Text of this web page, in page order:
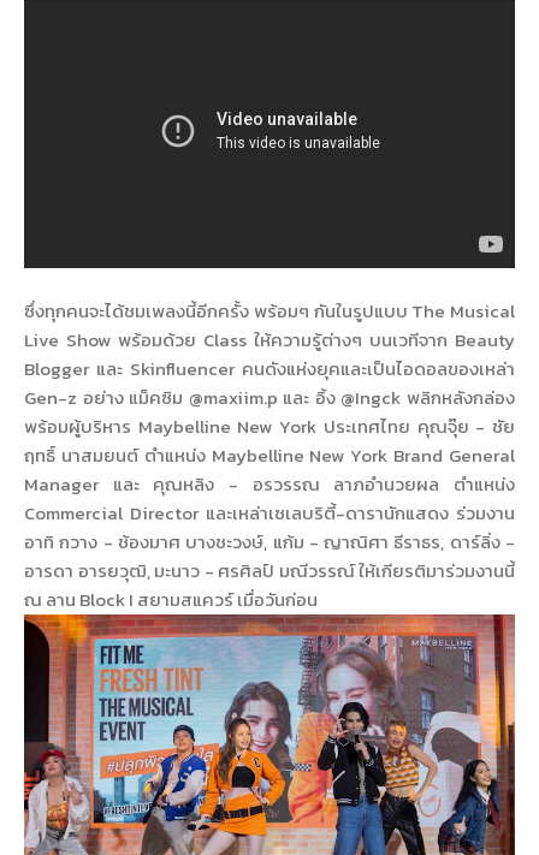
ซึ่งทุกคนจะได้ชมเพลงนี้อีกครั้ง พร้อมๆ กันในรูปแบบ The Musical
Live Show พร้อมด้วย Class ให้ความรู้ต่างๆ บนเวทีจาก Beauty
Blogger และ Skinfluencer คนดังแห่งยุคและเป็นไอดอลของเหล่า
Gen-z อย่าง แม็คซิม @maxiim.p และ อิ้ง @Ingck พลิกหลังกล่อง
พร้อมผู้บริหาร Maybelline New York ประเทศไทย คุณจุ๊ย - ชัย
ฤทธิ์ นาสมยนต์ ตำแหน่ง Maybelline New York Brand General
Manager และ คุณหลิง - อรวรรณ ลาภอำนวยผล ตำแหน่ง
Commercial Director และเหล่าเซเลบริตี้-ดารานักแสดง ร่วมงาน
อาทิ กวาง - ช้องมาศ บางชะวงษ์, แก้ม - ญาณิศา ธีราธร, ดาร์ลิ่ง -
อารดา อารยวุฒิ, มะนาว - ศรศิลป์ มณีวรรณ์ ให้เกียรติมาร่วมงานนี้
ณ ลาน Block I สยามสแควร์ เมื่อวันก่อน